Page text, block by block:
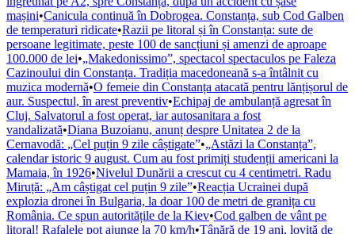
mașini•Canicula continuă în Dobrogea. Constanța, sub Cod Galben
de temperaturi ridicate•Razii pe litoral și în Constanța: sute de
persoane legitimate, peste 100 de sancțiuni și amenzi de aproape
100.000 de lei•„Makedonissimo”, spectacol spectaculos pe Faleza
Cazinoului din Constanța. Tradiția macedoneană s-a întâlnit cu
muzica modernă•O femeie din Constanța atacată pentru lănțișorul de
aur. Suspectul, în arest preventiv•Echipaj de ambulanță agresat în
Cluj. Salvatorul a fost operat, iar autosanitara a fost
vandalizată•Diana Buzoianu, anunț despre Unitatea 2 de la
Cernavodă: „Cel puțin 9 zile câștigate”•„Astăzi la Constanța”,
calendar istoric 9 august. Cum au fost primiți studenții americani la
Mamaia, în 1926•Nivelul Dunării a crescut cu 4 centimetri. Radu
Miruță: „Am câștigat cel puțin 9 zile”•Reacția Ucrainei după
explozia dronei în Bulgaria, la doar 100 de metri de granița cu
România. Ce spun autoritățile de la Kiev•Cod galben de vânt pe
litoral! Rafalele pot ajunge la 70 km/h•Tânără de 19 ani, lovită de